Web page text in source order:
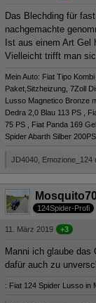
Das Blechding für
nachgemachte
Ist aus einem Art Gel
Vielleicht trifft man
Mein Auto: Fiat Tipo
Paket,Sitzheizung, 7Zoll
Lusso Magnetico Bronze
Dedra 2,0 Blau 113 PS ,
75 PS , Fiat Panda 169
Spider Abarth Silber 200PS
JD4040, Emozione_124
124Spider-Profi
11. März 2019 +3
Manni ich glaube
dafür auch zu
: Fiat 124 Spider Lusso in